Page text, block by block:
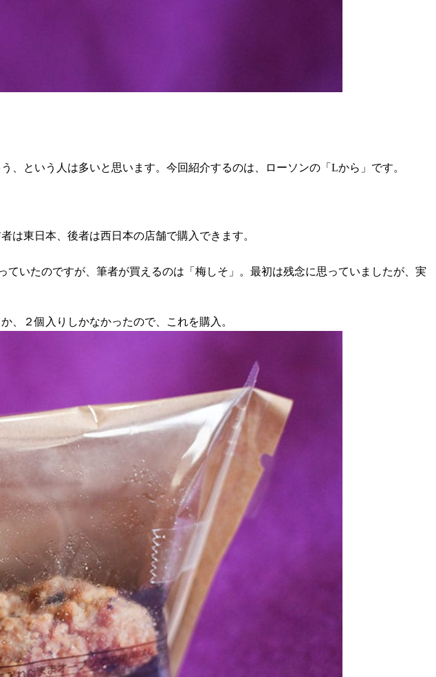
という人は多いと思います。今回紹介するのは、ローソンの「Lから」です。
は東日本、後者は西日本の店舗で購入できます。
いたのですが、筆者が買えるのは「梅しそ」。最初は残念に思っていましたが、実
、２個入りしかなかったので、これを購入。